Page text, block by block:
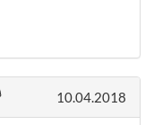
10.04.2018